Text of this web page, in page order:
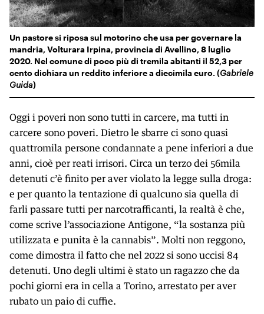
Un pastore si riposa sul motorino che usa per governare la
mandria, Volturara Irpina, provincia di Avellino, 8 luglio
2020. Nel comune di poco più di tremila abitanti il 52,3 per
cento dichiara un reddito inferiore a diecimila euro. (Gabriele
Guida)
Oggi i poveri non sono tutti in carcere, ma tutti in
carcere sono poveri. Dietro le sbarre ci sono quasi
quattromila persone condannate a pene inferiori a due
anni, cioè per reati irrisori. Circa un terzo dei 56mila
detenuti c’è finito per aver violato la legge sulla droga:
e per quanto la tentazione di qualcuno sia quella di
farli passare tutti per narcotrafficanti, la realtà è che,
come scrive l’associazione Antigone, “la sostanza più
utilizzata e punita è la cannabis”. Molti non reggono,
come dimostra il fatto che nel 2022 si sono uccisi 84
detenuti. Uno degli ultimi è stato un ragazzo che da
pochi giorni era in cella a Torino, arrestato per aver
rubato un paio di cuffie.